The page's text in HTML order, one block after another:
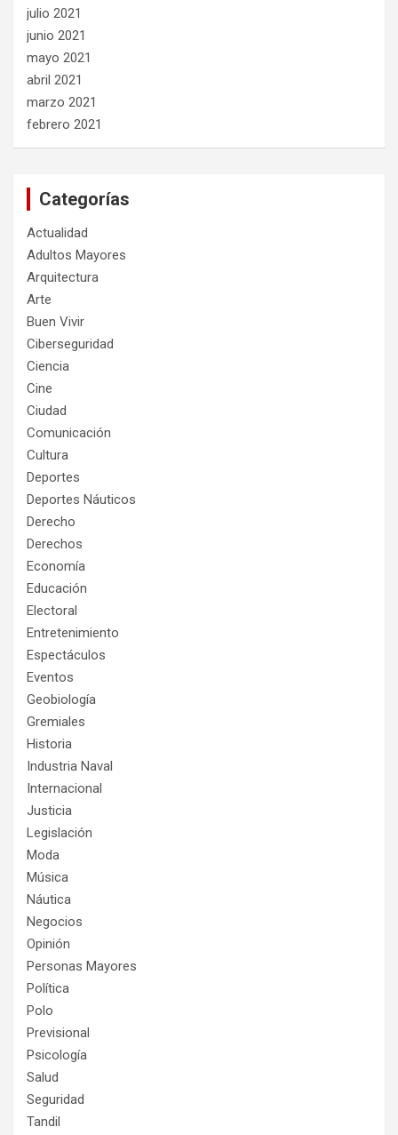
julio 2021
junio 2021
mayo 2021
abril 2021
marzo 2021
febrero 2021
Categorías
Actualidad
Adultos Mayores
Arquitectura
Arte
Buen Vivir
Ciberseguridad
Ciencia
Cine
Ciudad
Comunicación
Cultura
Deportes
Deportes Náuticos
Derecho
Derechos
Economía
Educación
Electoral
Entretenimiento
Espectáculos
Eventos
Geobiología
Gremiales
Historia
Industria Naval
Internacional
Justicia
Legislación
Moda
Música
Náutica
Negocios
Opinión
Personas Mayores
Política
Polo
Previsional
Psicología
Salud
Seguridad
Tandil